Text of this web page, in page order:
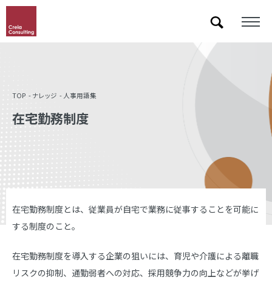
「&」などの記号を含むキーワードで検索した際に検索結果が正しく表示されない場合があります。
その場合は記号に続いて半角スペースを挿入して検索し直してください。
TOP ナレッジ 人事用語集
在宅勤務制度
在宅勤務制度とは、従業員が自宅で業務に従事することを可能に
する制度のこと。
在宅勤務制度を導入する企業の狙いには、育児や介護による離職
リスクの抑制、通勤弱者への対応、採用競争力の向上などが挙げ